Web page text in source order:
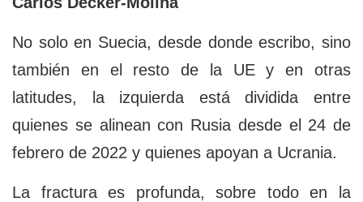
No solo en Suecia, desde donde escribo, sino
también en el resto de la UE y en otras
latitudes, la izquierda está dividida entre
quienes se alinean con Rusia desde el 24 de
febrero de 2022 y quienes apoyan a Ucrania.
La fractura es profunda, sobre todo en la